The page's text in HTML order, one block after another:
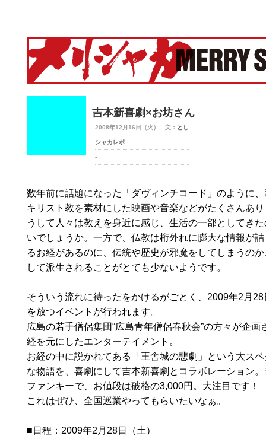
吉本新喜劇×お坊さん
2008年12月16日（火） 文： とし
シャカレポ
-
数年前に話題になった「ダヴィンチコード」のように
キリスト教を素材にした映画や音楽などがたくさんあ
うして人々は教えを身近に感じ、生活の一部としてき
いでしょうか。一方で、仏教は桁外れに膨大な情報が
るお経があるのに、伝統や歴史が邪魔をしてしまうの
して派生されることがとても少ないようです。
そういう流れに待ったをかけるがごとく、2009年2月
を放つイベントが行われます。
広島の若手僧侶集団“広島青年僧侶春秋会”の方々が企画
経を元にしたエンターテイメント。
お経の中に説かれてある「王舎城の悲劇」という大ス
な物語を、喜劇にして吉本新喜劇とコラボレーション
ファンキーで、お値段は破格の3,000円。大注目です！
これはぜひ、全国巡業やってもらいたいなぁ。
■日程：2009年2月28日（土）